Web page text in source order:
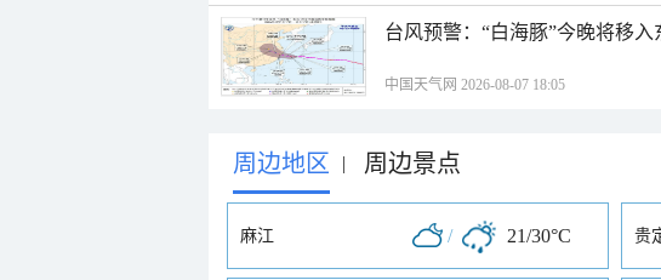
台风预警：“白海豚”今晚将移
中国天气网 2026-08-07 18:05
周边地区 | 周边景点
麻江 / 21/30°C 贵